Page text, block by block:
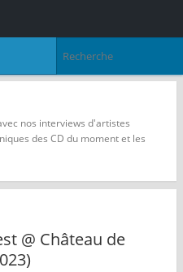
nos interviews d'artistes
des CD du moment et les
@ Château de